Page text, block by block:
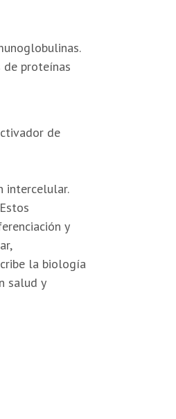
proteínas
de
intercelular.
y
la biología
salud y